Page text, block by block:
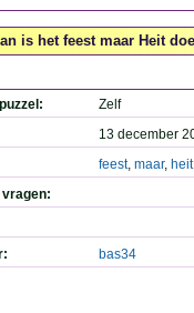
is het feest maar Heit
Zelf
13 december
feest, maar, heit
bas34